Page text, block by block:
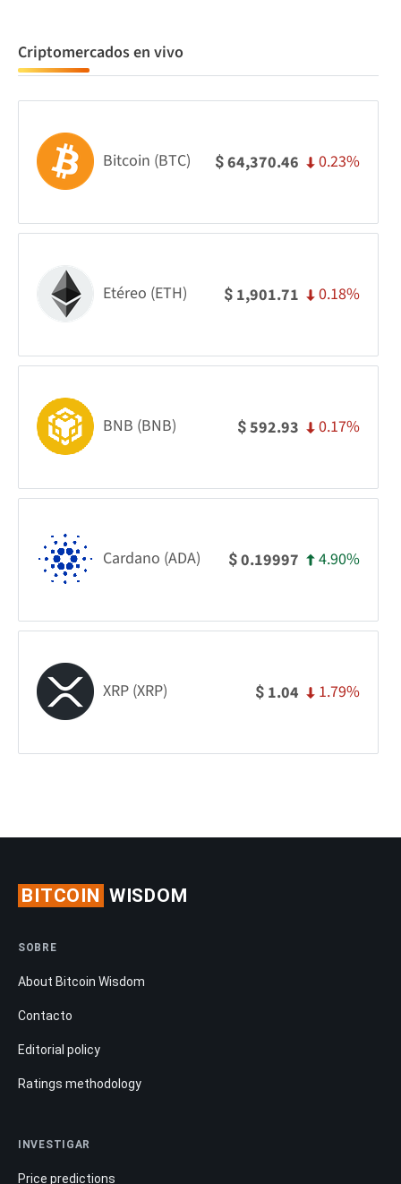
Criptomercados en vivo
Bitcoin (BTC) $64,370.46 0.23%
Etéreo (ETH) $ 1,901.71 0.18%
BNB (BNB) $592.93 0.17%
Cardano (ADA) $0.19997 4.90%
XRP (XRP) $ 1.04 1.79%
BITCOIN WISDOM
SOBRE
About Bitcoin Wisdom
Contacto
Editorial policy
Ratings methodology
INVESTIGAR
Price predictions